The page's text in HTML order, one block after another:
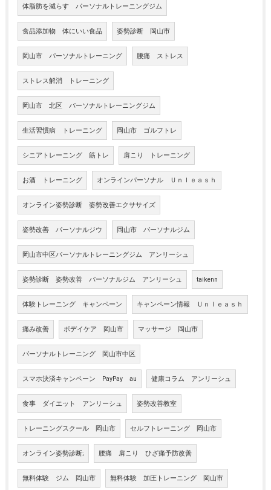
体脂肪を減らす パーソナルトレーニングジム
食品添加物 体にいい食品 姿勢診断 岡山市
岡山市 パーソナルトレーニング 腰痛 ストレス
ストレス解消 トレーニング
岡山市 北区 パーソナルトレーニングジム
生活習慣病 トレーニング 岡山市 ゴルフトレ
シニアトレーニング 筋トレ 肩こり トレーニング
お酒 トレーニング オンラインパーソナル Ｕｎｌｅａｓｈ
オンライン姿勢診断 姿勢改善エクササイズ
姿勢改善 パーソナルジウ 岡山市 パーソナルジム
岡山市中区パーソナルトレーニングジム アンリーシュ
姿勢診断 姿勢改善 パーソナルジム アンリーシュ taikenn
体験トレーニング キャンペーン キャンペーン情報 Ｕｎｌｅａｓｈ
痛み改善 ボデイケア 岡山市 マッサージ 岡山市
パーソナルトレーニング 岡山市中区
スマホ決済キャンペーン PayPay au 健康コラム アンリーシュ
食事 ダイエット アンリーシュ 姿勢改善教室
トレーニングスクール 岡山市 セルフトレーニング 岡山市
オンライン姿勢診断; 腰痛 肩こり ひざ痛予防改善
無料体験 ジム 岡山市 無料体験 加圧トレーニング 岡山市